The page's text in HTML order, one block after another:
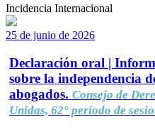
Incidencia Internacional
25 de junio de 2026
Declaración oral |
sobre la independencia
abogados. Consejo de
Unidas, 62° período de